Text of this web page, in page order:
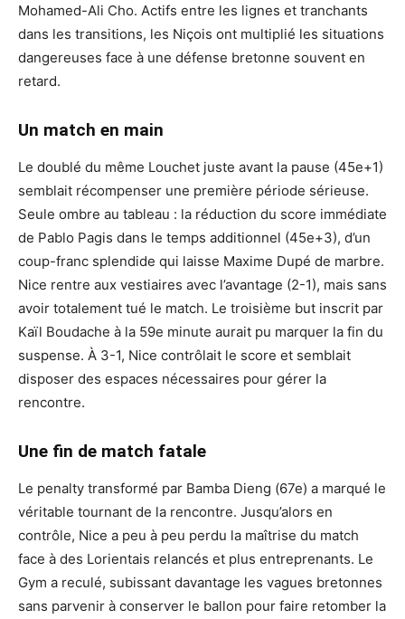
Mohamed-Ali Cho. Actifs entre les lignes et tranchants
dans les transitions, les Niçois ont multiplié les situations
dangereuses face à une défense bretonne souvent en
retard.
Un match en main
Le doublé du même Louchet juste avant la pause (45e+1)
semblait récompenser une première période sérieuse.
Seule ombre au tableau : la réduction du score immédiate
de Pablo Pagis dans le temps additionnel (45e+3), d’un
coup-franc splendide qui laisse Maxime Dupé de marbre.
Nice rentre aux vestiaires avec l’avantage (2-1), mais sans
avoir totalement tué le match. Le troisième but inscrit par
Kaïl Boudache à la 59e minute aurait pu marquer la fin du
suspense. À 3-1, Nice contrôlait le score et semblait
disposer des espaces nécessaires pour gérer la
rencontre.
Une fin de match fatale
Le penalty transformé par Bamba Dieng (67e) a marqué le
véritable tournant de la rencontre. Jusqu’alors en
contrôle, Nice a peu à peu perdu la maîtrise du match
face à des Lorientais relancés et plus entreprenants. Le
Gym a reculé, subissant davantage les vagues bretonnes
sans parvenir à conserver le ballon pour faire retomber la